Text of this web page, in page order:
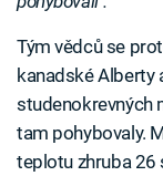
Tým vědců se
kanadské Alberty
studenokrevných
tam pohybovaly.
teplotu zhruba 26